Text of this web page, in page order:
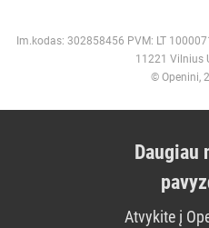
Im.kodas: 302858456 PVM: LT
11221 Vilnius
© Openini,
Daugiau
Atvykite į